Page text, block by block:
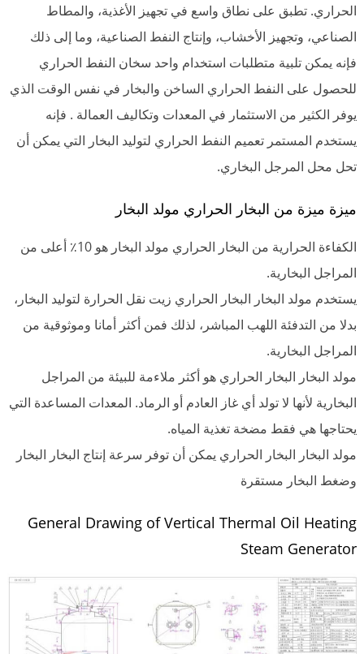
الحراري. تطبق على نطاق واسع في تجهيز الأغذية، والمطاط
الصناعي، وتجهيز الأخشاب، وإنتاج النفط الصناعية، وما إلى ذلك
فإنه يمكن تلبية متطلبات استخدام واحد سخان النفط الحراري
للحصول على النفط الحراري الساخن والبخار في نفس الوقت الذي
يوفر الكثير من الاستثمار في المعدات وتكاليف العمالة . فإنه
يستخدم المستمر تعميم النفط الحراري لتوليد البخار التي يمكن أن
تحل محل المرجل البخاري.
ميزة ميزة من البخار الحراري مولد البخار
الكفاءة الحرارية من البخار الحراري مولد البخار هو 10٪ أعلى من
المراجل البخارية.
يستخدم مولد البخار البخار الحراري زيت نقل الحرارة لتوليد البخار،
بدلا من التدفئة اللهب المباشر، لذلك فمن أكثر أمانا وموثوقية من
المراجل البخارية.
مولد البخار البخار الحراري هو أكثر ملاءمة للبيئة من المراجل
البخارية لأنها لا تولد أي غاز العادم أو الرماد. المعدات المساعدة التي
يحتاجها هي فقط مضخة تغذية المياه.
مولد البخار البخار الحراري يمكن أن توفر سرعة إنتاج البخار البخار
وضغط البخار مستقرة
General Drawing of Vertical Thermal Oil Heating
Steam Generator